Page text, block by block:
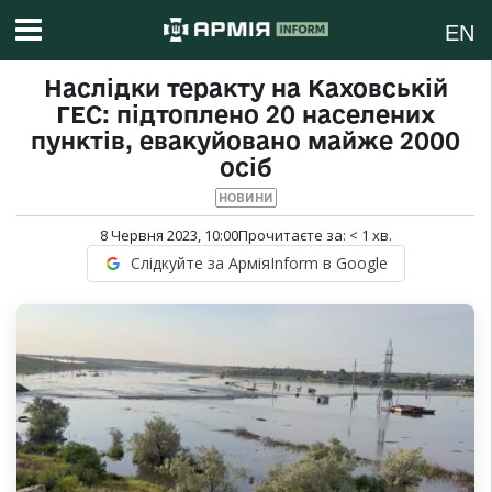
EN
Наслідки теракту на Каховській
ГЕС: підтоплено 20 населених
пунктів, евакуйовано майже 2000
осіб
НОВИНИ
8 Червня 2023, 10:00Прочитаєте за: < 1 хв.
Слідкуйте за АрміяInform в Google